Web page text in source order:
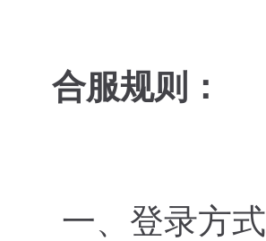
合服规则：
一、登录方式